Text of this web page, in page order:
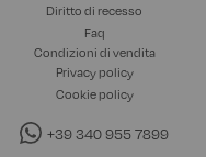
Diritto di recesso
Faq
Condizioni di vendita
Privacy policy
Cookie policy
+39 340 955 7899